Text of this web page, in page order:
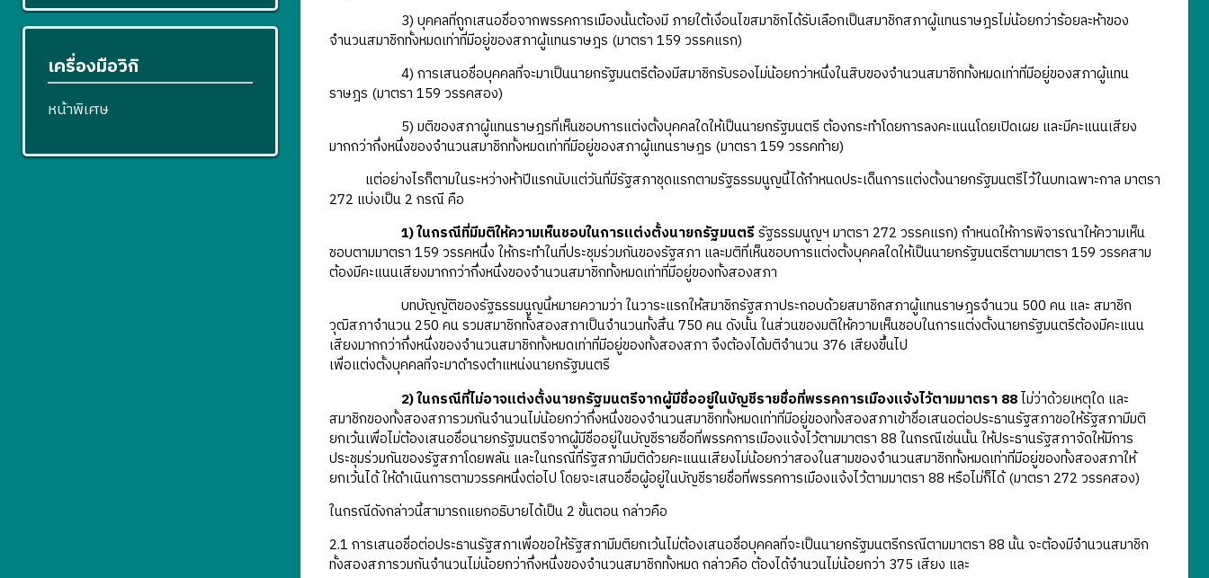
3) บุคคลที่ถูกเสนอชื่อจากพรรคการเมืองนั้นต้องมี ภายใต้เงื่อนไขสมาชิกได้รับเลือกเป็นสมาชิกสภาผู้แทนราษฎรไม่น้อยกว่าร้อยละห้าของ
จำนวนสมาชิกทั้งหมดเท่าที่มีอยู่ของสภาผู้แทนราษฎร (มาตรา 159 วรรคแรก)
4) การเสนอชื่อบุคคลที่จะมาเป็นนายกรัฐมนตรีต้องมีสมาชิกรับรองไม่น้อยกว่าหนึ่งในสิบของจำนวนสมาชิกทั้งหมดเท่าที่มีอยู่ของสภาผู้แทน
ราษฎร (มาตรา 159 วรรคสอง)
5) มติของสภาผู้แทนราษฎรที่เห็นชอบการแต่งตั้งบุคคลใดให้เป็นนายกรัฐมนตรี ต้องกระทำโดยการลงคะแนนโดยเปิดเผย และมีคะแนนเสียง
มากกว่ากึ่งหนึ่งของจำนวนสมาชิกทั้งหมดเท่าที่มีอยู่ของสภาผู้แทนราษฎร (มาตรา 159 วรรคท้าย)
แต่อย่างไรก็ตามในระหว่างห้าปีแรกนับแต่วันที่มีรัฐสภาชุดแรกตามรัฐธรรมนูญนี้ได้กำหนดประเด็นการแต่งตั้งนายกรัฐมนตรีไว้ในบทเฉพาะกาล มาตรา
272 แบ่งเป็น 2 กรณี คือ
1) ในกรณีที่มีมติให้ความเห็นชอบในการแต่งตั้งนายกรัฐมนตรีรัฐธรรมนูญฯ มาตรา 272 วรรคแรก) กำหนดให้การพิจารณาให้ความเห็น
ชอบตามมาตรา 159 วรรคหนึ่ง ให้กระทำในที่ประชุมร่วมกันของรัฐสภา และมติที่เห็นชอบการแต่งตั้งบุคคลใดให้เป็นนายกรัฐมนตรีตามมาตรา 159 วรรคสาม
ต้องมีคะแนนเสียงมากกว่ากึ่งหนึ่งของจำนวนสมาชิกทั้งหมดเท่าที่มีอยู่ของทั้งสองสภา
บทบัญญัติของรัฐธรรมนูญนี้หมายความว่า ในวาระแรกให้สมาชิกรัฐสภาประกอบด้วยสมาชิกสภาผู้แทนราษฎรจำนวน 500 คน และ สมาชิก
วุฒิสภาจำนวน 250 คน รวมสมาชิกทั้งสองสภาเป็นจำนวนทั้งสิ้น 750 คน ดังนั้น ในส่วนของมติให้ความเห็นชอบในการแต่งตั้งนายกรัฐมนตรีต้องมีคะแนน
เสียงมากกว่ากึ่งหนึ่งของจำนวนสมาชิกทั้งหมดเท่าที่มีอยู่ของทั้งสองสภา จึงต้องได้มติจำนวน 376 เสียงขึ้นไป
เพื่อแต่งตั้งบุคคลที่จะมาดำรงตำแหน่งนายกรัฐมนตรี
2) ในกรณีที่ไม่อาจแต่งตั้งนายกรัฐมนตรีจากผู้มีชื่ออยู่ในบัญชีรายชื่อที่พรรคการเมืองแจ้งไว้ตามมาตรา 88ไม่ว่าด้วยเหตุใด และ
สมาชิกของทั้งสองสภารวมกันจำนวนไม่น้อยกว่ากึ่งหนึ่งของจำนวนสมาชิกทั้งหมดเท่าที่มีอยู่ของทั้งสองสภาเข้าชื่อเสนอต่อประธานรัฐสภาขอให้รัฐสภามีมติ
ยกเว้นเพื่อไม่ต้องเสนอชื่อนายกรัฐมนตรีจากผู้มีชื่ออยู่ในบัญชีรายชื่อที่พรรคการเมืองแจ้งไว้ตามมาตรา 88 ในกรณีเช่นนั้น ให้ประธานรัฐสภาจัดให้มีการ
ประชุมร่วมกันของรัฐสภาโดยพลัน และในกรณีที่รัฐสภามีมติด้วยคะแนนเสียงไม่น้อยกว่าสองในสามของจำนวนสมาชิกทั้งหมดเท่าที่มีอยู่ของทั้งสองสภาให้
ยกเว้นได้ ให้ดำเนินการตามวรรคหนึ่งต่อไป โดยจะเสนอชื่อผู้อยู่ในบัญชีรายชื่อที่พรรคการเมืองแจ้งไว้ตามมาตรา 88 หรือไม่ก็ได้ (มาตรา 272 วรรคสอง)
ในกรณีดังกล่าวนี้สามารถแยกอธิบายได้เป็น 2 ขั้นตอน กล่าวคือ
2.1 การเสนอชื่อต่อประธานรัฐสภาเพื่อขอให้รัฐสภามีมติยกเว้นไม่ต้องเสนอชื่อบุคคลที่จะเป็นนายกรัฐมนตรีกรณีตามมาตรา 88 นั้น จะต้องมีจำนวนสมาชิก
ทั้งสองสภารวมกันจำนวนไม่น้อยกว่ากึ่งหนึ่งของจำนวนสมาชิกทั้งหมด กล่าวคือ ต้องได้จำนวนไม่น้อยกว่า 375 เสียง และ
เครื่องมือวิกิ
หน้าพิเศษ